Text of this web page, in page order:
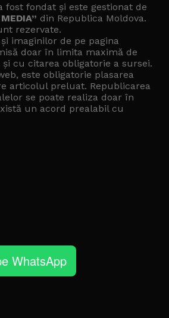
fost fondat și este gestionat de
din Republica Moldova.
rezervate.
imaginilor de pe pagina
doar în limita maximă de
și cu citarea obligatorie a sursei.
este obligatorie plasarea
articolul preluat. Republicarea
se poate realiza doar în
un acord prealabil cu
WhatsApp